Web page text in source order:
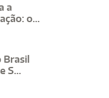
a
o...
Brasil
S...